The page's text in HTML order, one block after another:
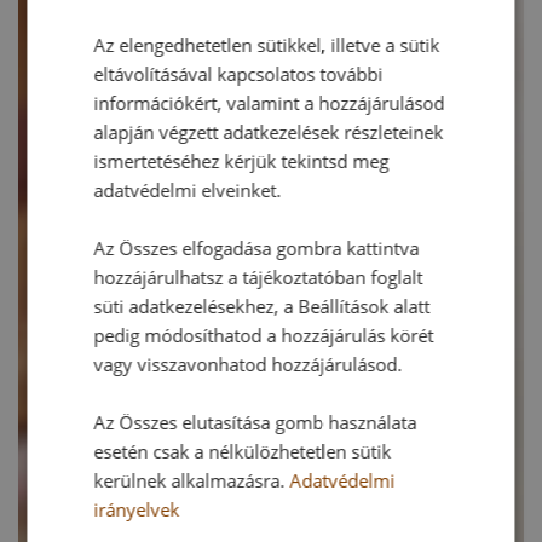
Az elengedhetetlen sütikkel, illetve a sütik
eltávolításával kapcsolatos további
információkért, valamint a hozzájárulásod
alapján végzett adatkezelések részleteinek
ismertetéséhez kérjük tekintsd meg
adatvédelmi elveinket.
Az Összes elfogadása gombra kattintva
hozzájárulhatsz a tájékoztatóban foglalt
süti adatkezelésekhez, a Beállítások alatt
pedig módosíthatod a hozzájárulás körét
vagy visszavonhatod hozzájárulásod.
Az Összes elutasítása gomb használata
esetén csak a nélkülözhetetlen sütik
kerülnek alkalmazásra.Adatvédelmi
irányelvek